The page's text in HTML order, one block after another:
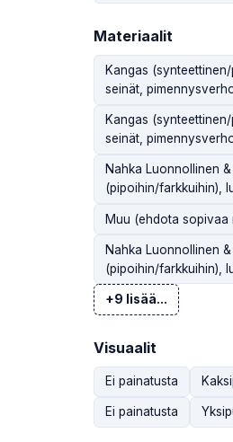
Materiaalit
Kangas
seinät,
Kangas
seinät,
Nahka Luonnollinen
(pipoihin/farkkuihin),
Muu (ehdota sopivaa
Nahka Luonnollinen
(pipoihin/farkkuihin),
+9 lisää...
Visuaalit
Ei painatusta
Ei painatusta